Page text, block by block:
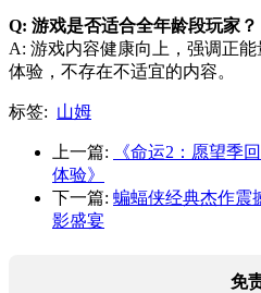
Q: 游戏是否适合全年龄段玩家？
A: 游戏内容健康向上，强调正能
体验，不存在不适宜的内容。
标签: 山姆
上一篇:
《命运2：愿望季
体验》
下一篇: 蝙蝠侠经典杰作震
影盛宴
免